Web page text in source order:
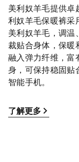
美利奴羊毛提供
利奴羊毛保暖裤采
美利奴羊毛，调
裁贴合身体，保暖
融入弹力纤维，富
身，可保持稳固贴
智能手机。
了解更多